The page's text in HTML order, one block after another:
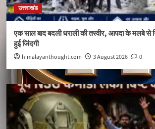
उत्तराखंड
एक साल बाद बदली धराली की तस्वीर, आपदा के मलबे
हुई जिंदगी
himalayanthought.com 3 August 2026 0